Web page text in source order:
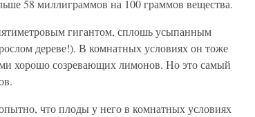
58 миллиграммов на 100 граммов вещества.
гигантом, сплошь усыпанным
дереве!). В комнатных условиях он тоже
хорошо созревающих лимонов. Но это самый
что плоды у него в комнатных условиях